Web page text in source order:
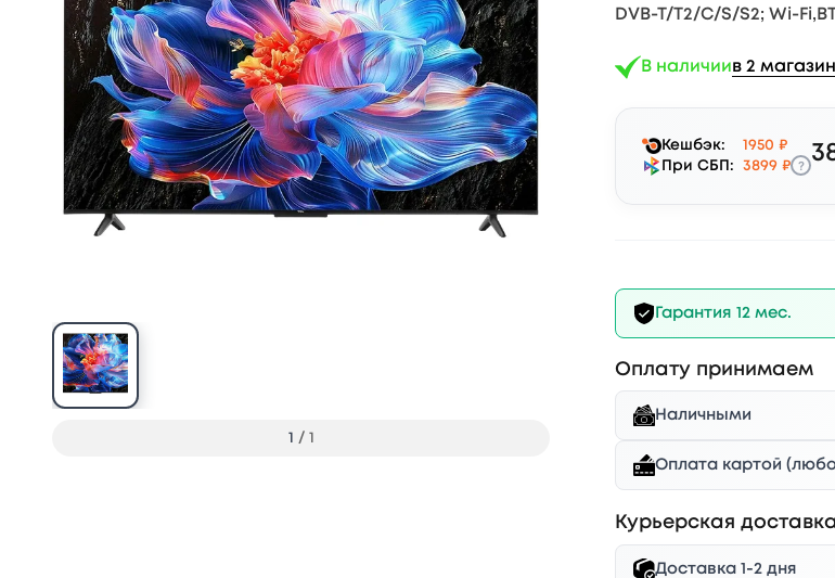
1 / 1
DVB-T/T2/С/S/S2; Wi-
В наличиив 2
Кешбэк:
1950 ₽
При СБП:
3899 ₽ ?
Гарантия 12 мес.
Оплату принимаем
Наличными
Оплата картой
Курьерская
Доставка 1-2 дня